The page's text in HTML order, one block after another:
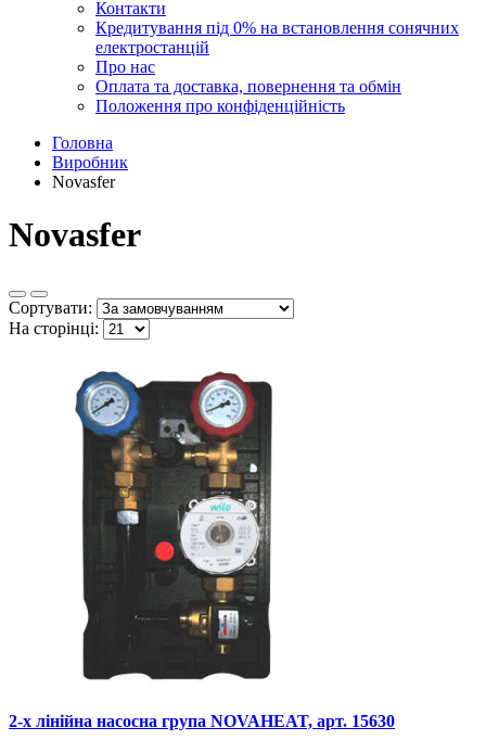
Контакти
Кредитування під 0% на встановлення сонячних
електростанцій
Про нас
Оплата та доставка, повернення та обмін
Положення про конфіденційність
Головна
Виробник
Novasfer
Novasfer
Сортувати:
На сторінці:
2-х лінійна насосна група NOVAHEAT, арт. 15630